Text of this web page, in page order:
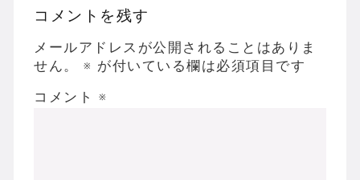
Powered by livedoor 相互RSS
コメントを残す
メールアドレスが公開されることはありま
せん。
※ が付いている欄は必須項目です
コメント ※